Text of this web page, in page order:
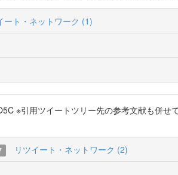
ート・ネットワーク (1)
※引用ツイートツリー先の参考文献も併せ
リツイート・ネットワーク (2)